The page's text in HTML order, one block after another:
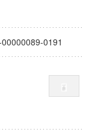
市民社会ガバナンス
論理と感性の先端的
超成熟社会発展のサ
00000089-0191